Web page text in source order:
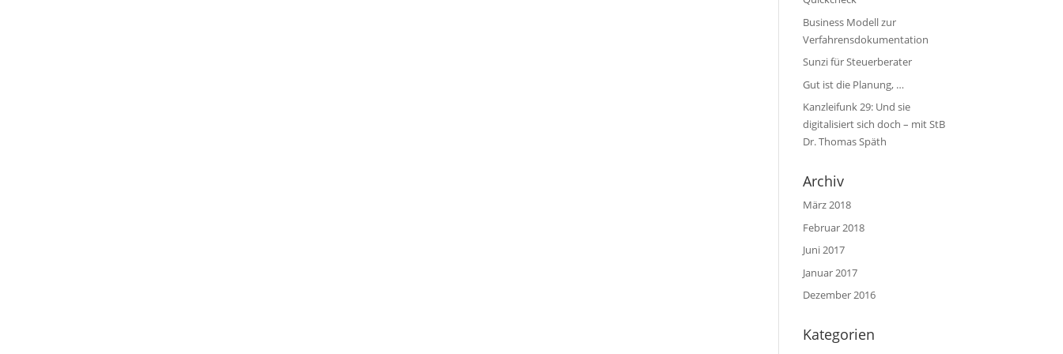
Business Modell zur
Verfahrensdokumentation
Sunzi für Steuerberater
Gut ist die Planung, …
Kanzleifunk 29: Und sie
digitalisiert sich doch – mit StB
Dr. Thomas Späth
Archiv
März 2018
Februar 2018
Juni 2017
Januar 2017
Dezember 2016
Kategorien